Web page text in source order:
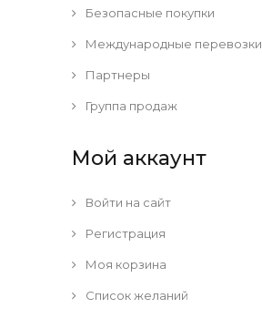
Безопасные покупки
Международные перевозки
Партнеры
Группа продаж
Мой аккаунт
Войти на сайт
Регистрация
Моя корзина
Список желаний